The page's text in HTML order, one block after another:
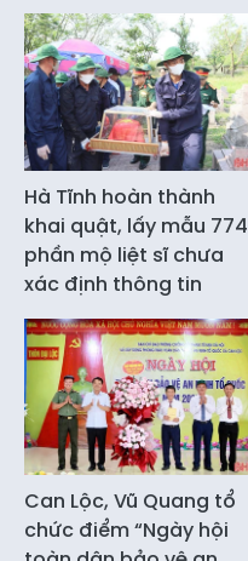
Hà Tĩnh hoàn thành
khai quật, lấy mẫu 774
phần mộ liệt sĩ chưa
xác định thông tin
Can Lộc, Vũ Quang tổ
chức điểm “Ngày hội